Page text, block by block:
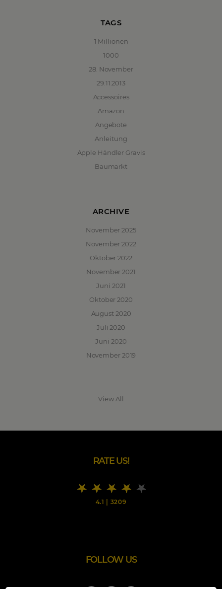
TAGS
1 Millionen
1000
28. November
29.11.2013
Accessoires
Amazon
Angebote
Anleitung
Apple Händler Gravis
Baumarkt
ARCHIVE
November 2025
November 2022
Oktober 2022
November 2021
Juni 2021
Oktober 2020
August 2020
Juli 2020
Juni 2020
November 2019
View All
RATE US!
4.1 3209
FOLLOW US